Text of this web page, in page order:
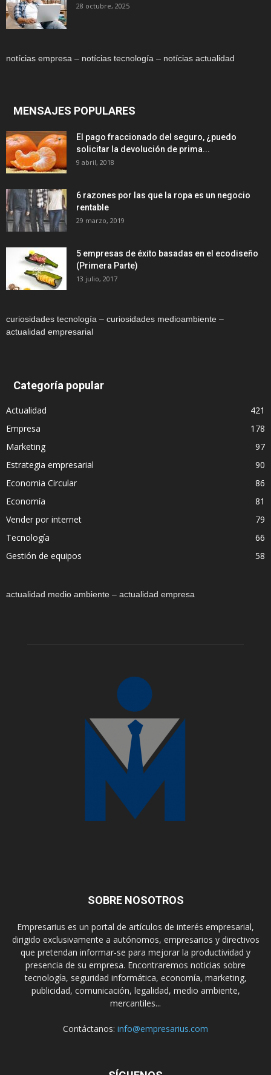
28 octubre, 2025
notícias empresa – notícias tecnología – notícias actualidad
MENSAJES POPULARES
El pago fraccionado del seguro, ¿puedo
solicitar la devolución de prima...
9 abril, 2018
6 razones por las que la ropa es un negocio
rentable
29 marzo, 2019
5 empresas de éxito basadas en el ecodiseño
(Primera Parte)
13 julio, 2017
curiosidades tecnología – curiosidades medioambiente –
actualidad empresarial
Categoría popular
Actualidad
421
Empresa
178
Marketing
97
Estrategia empresarial
90
Economia Circular
86
Economía
81
Vender por internet
79
Tecnología
66
Gestión de equipos
58
actualidad medio ambiente – actualidad empresa
SOBRE NOSOTROS
Empresarius es un portal de artículos de interés empresarial,
dirigido exclusivamente a autónomos, empresarios y directivos
que pretendan informar-se para mejorar la productividad y
presencia de su empresa. Encontraremos noticias sobre
tecnología, seguridad informática, economía, marketing,
publicidad, comunicación, legalidad, medio ambiente,
mercantiles...
Contáctanos: info@empresarius.com